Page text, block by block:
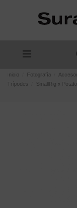
Inicio Fotografía
Trípodes
SmallRig x